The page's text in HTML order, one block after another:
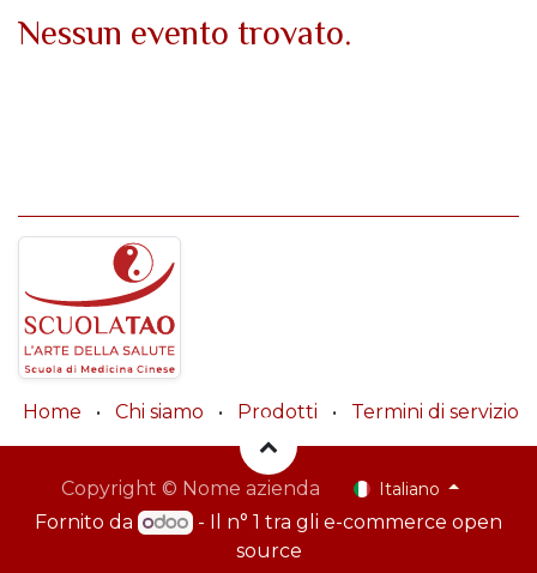
Nessun evento trovato.
Home • Chi siamo • Prodotti • Termini di servizio
Copyright © Nome azienda Italiano
Fornito da - Il n° 1 tra glie-commerce open
source